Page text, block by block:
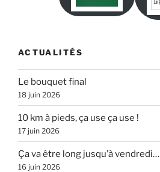
ACTUALITÉS
Le bouquet final
18 juin 2026
10 km à pieds, ça use ça use !
17 juin 2026
Ça va être long jusqu’à vendredi…
16 juin 2026